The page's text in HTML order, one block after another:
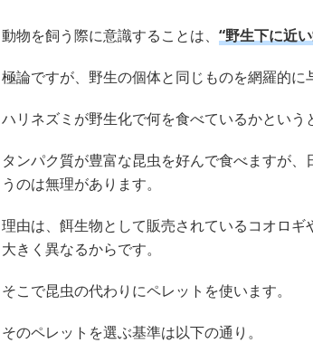
動物を飼う際に意識することは、 “野生下に近
極論ですが、野生の個体と同じものを網羅的に
ハリネズミが野生化で何を食べているかという
タンパク質が豊富な昆虫を好んで食べますが
うのは無理があります。
理由は、餌生物として販売されているコオロ
大きく異なるからです。
そこで昆虫の代わりにペレットを使います。
そのペレットを選ぶ基準は以下の通り。